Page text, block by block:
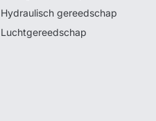
Hydraulisch gereedschap
Luchtgereedschap